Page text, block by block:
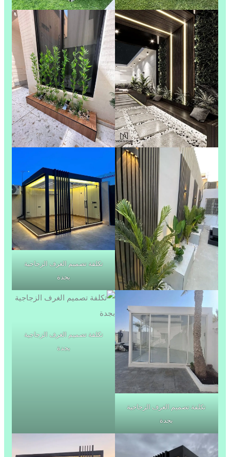
تكلفة تصميم الغرف الزجاجية
بجدة
تكلفة تصميم الغرف الزجاجية
بجدة
تكلفة تصميم الغرف الزجاجية
بجدة